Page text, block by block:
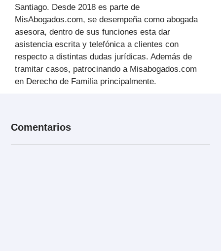
Santiago. Desde 2018 es parte de
MisAbogados.com, se desempeña como abogada
asesora, dentro de sus funciones esta dar
asistencia escrita y telefónica a clientes con
respecto a distintas dudas jurídicas. Además de
tramitar casos, patrocinando a Misabogados.com
en Derecho de Familia principalmente.
Comentarios